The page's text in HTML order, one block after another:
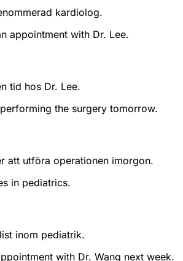
kardiolog.
appointment with Dr. Lee.
tid hos Dr. Lee.
the surgery tomorrow.
att utföra operationen imorgon.
in pediatrics.
inom pediatrik.
with Dr. Wang next week.